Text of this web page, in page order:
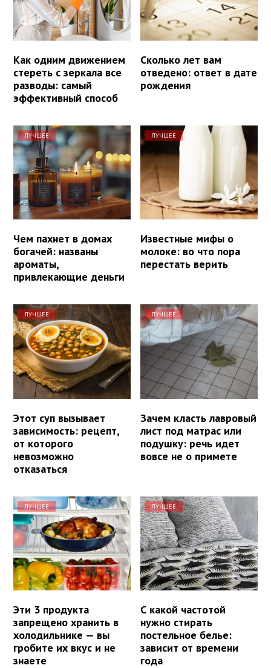
Как одним движением
стереть с зеркала все
разводы: самый
эффективный способ
Сколько лет вам
отведено: ответ в дате
рождения
ЛУЧШЕЕ
Чем пахнет в домах
богачей: названы
ароматы,
привлекающие деньги
ЛУЧШЕЕ
Известные мифы о
молоке: во что пора
перестать верить
ЛУЧШЕЕ
Этот суп вызывает
зависимость: рецепт,
от которого
невозможно
отказаться
ЛУЧШЕЕ
Зачем класть лавровый
лист под матрас или
подушку: речь идет
вовсе не о примете
ЛУЧШЕЕ
Эти 3 продукта
запрещено хранить в
холодильнике — вы
гробите их вкус и не
знаете
ЛУЧШЕЕ
С какой частотой
нужно стирать
постельное белье:
зависит от времени
года